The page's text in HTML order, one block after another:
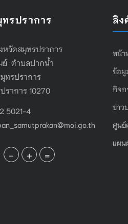
รปราการ
หวัดสมุทรปราการ
ตำบลปากน้ำ
ทรปราการ
ราการ 10270
5021-4
- + =
ลิง
หน้า
ข้อมู
กิจก
ข่าว
ศูนย์
แผน